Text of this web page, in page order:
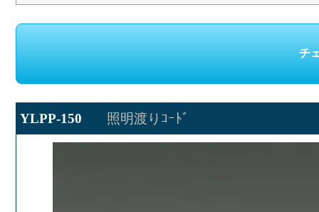
YLPP-150 照明渡りｺｰﾄﾞ